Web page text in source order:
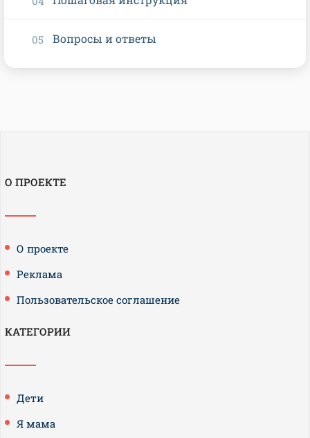
Вопросы и ответы
О ПРОЕКТЕ
О проекте
Реклама
Пользовательское соглашение
КАТЕГОРИИ
Дети
Я мама